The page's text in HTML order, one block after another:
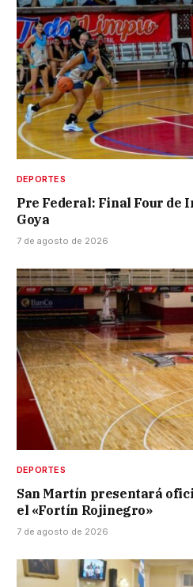
DEPORTES
Pre Federal: Final Four de
Goya
7 de agosto de 2026
DEPORTES
San Martín presentará
el «Fortín Rojinegro»
7 de agosto de 2026